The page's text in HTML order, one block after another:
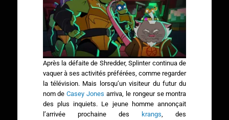
Après la défaite de Shredder, Splinter continua de
vaquer à ses activités préférées, comme regarder
la télévision. Mais lorsqu’un visiteur du futur du
nom deCasey Jones arriva, le rongeur se montra
des plus inquiets. Le jeune homme annonçait
l’arrivée prochaine des
krangs, des